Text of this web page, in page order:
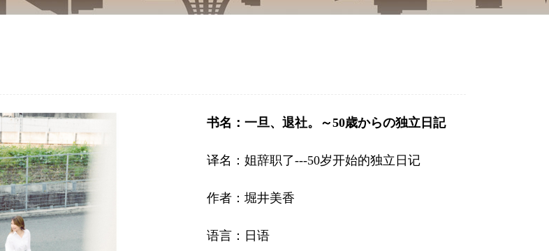
书名：一旦、退社。～50歳からの独立日記
译名：姐辞职了---50岁开始的独立日记
作者：堀井美香
语言：日语